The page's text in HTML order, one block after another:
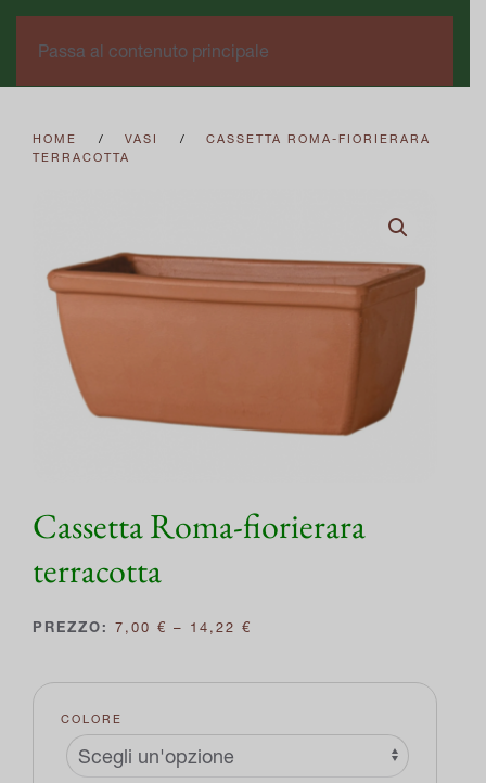
Passa al contenuto principale
HOME VASI
CASSETTA ROMA-FIORIERARA
TERRACOTTA
Cassetta Roma-fiorierara
terracotta
7,00 € – 14,22 €
DA
COLORE